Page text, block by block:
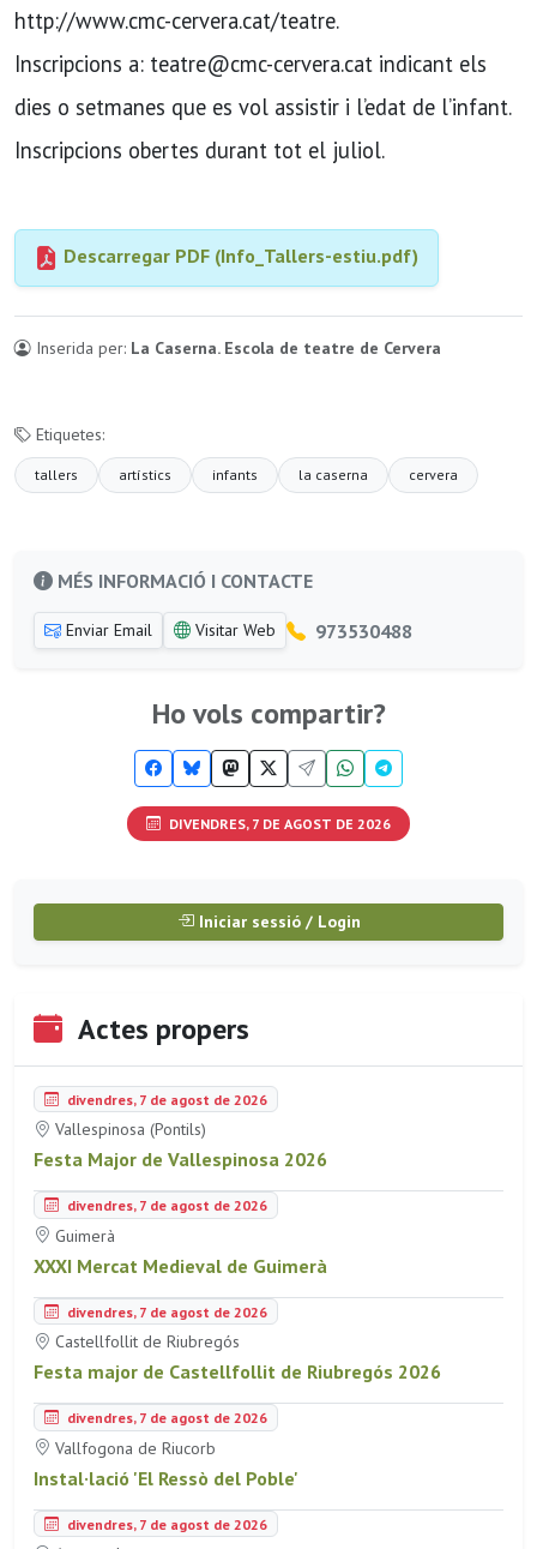
http://www.cmc-cervera.cat/teatre.
Inscripcions a: teatre@cmc-cervera.cat indicant els
dies o setmanes que es vol assistir i l’edat de l’infant.
Inscripcions obertes durant tot el juliol.
Descarregar PDF (Info_Tallers-estiu.pdf)
Inserida per: La Caserna. Escola de teatre de Cervera
Etiquetes:
tallers artístics infants la caserna cervera
MÉS INFORMACIÓ I CONTACTE
Enviar Email Visitar Web 973530488
Ho vols compartir?
DIVENDRES, 7 DE AGOST DE 2026
Iniciar sessió / Login
Actes propers
divendres, 7 de agost de 2026
Vallespinosa (Pontils)
Festa Major de Vallespinosa 2026
divendres, 7 de agost de 2026
Guimerà
XXXI Mercat Medieval de Guimerà
divendres, 7 de agost de 2026
Castellfollit de Riubregós
Festa major de Castellfollit de Riubregós 2026
divendres, 7 de agost de 2026
Vallfogona de Riucorb
Instal·lació 'El Ressò del Poble'
divendres, 7 de agost de 2026